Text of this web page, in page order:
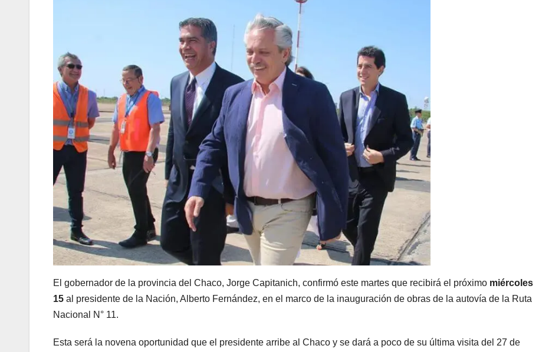
El gobernador de la provincia del Chaco, Jorge Capitanich, confirmó este martes que recibirá el próximo miércoles
15 al presidente de la Nación, Alberto Fernández, en el marco de la inauguración de obras de la autovía de la Ruta
Nacional N° 11.
Esta será la novena oportunidad que el presidente arribe al Chaco y se dará a poco de su última visita del 27 de